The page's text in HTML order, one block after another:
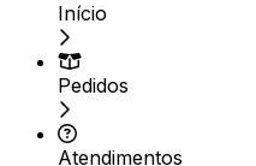
Início
Pedidos
Atendimentos